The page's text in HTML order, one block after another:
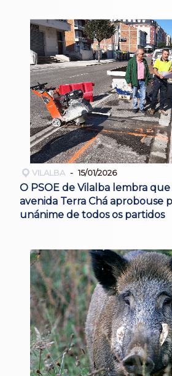
VILALBA 15/01/2026
O PSOE de Vilalba lembra que
avenida Terra Chá aprobouse
unánime de todos os partidos